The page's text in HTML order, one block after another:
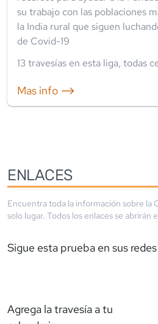
su trabajo con las poblaciones
la India rural que siguen
de Covid-19
13travesías en esta liga, todas
Mas info ⟶
ENLACES
Encuentra toda la información sobre la
solo lugar. Todos los enlaces se abrirán
Sigue esta prueba en sus redes
Agrega la travesía a tu